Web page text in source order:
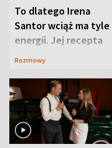
To dlatego Irena
Santor wciąż ma tyle
energii. Jej recepta
jest zaskakująco
Rozmowy